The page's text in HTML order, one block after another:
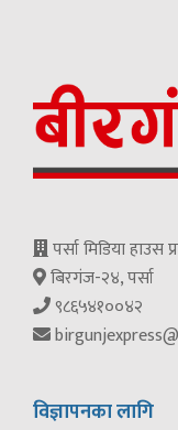
पर्सा मिडिया हाउस
बिरगंज-२४, पर्सा
९८६५४१००४२
विज्ञापनका लागि